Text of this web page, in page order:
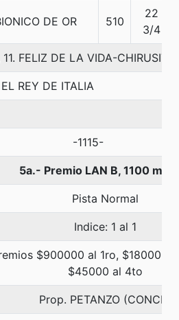
DE OR 510
22
3/4
FELIZ DE LA VIDA-
REY DE ITALIA
-1115-
5a.- Premio LAN B, 1100
Pista Normal
Indice: 1 al 1
$900000 al 1ro, $180000
$45000 al 4to
Prop. PETANZO (CONCE)